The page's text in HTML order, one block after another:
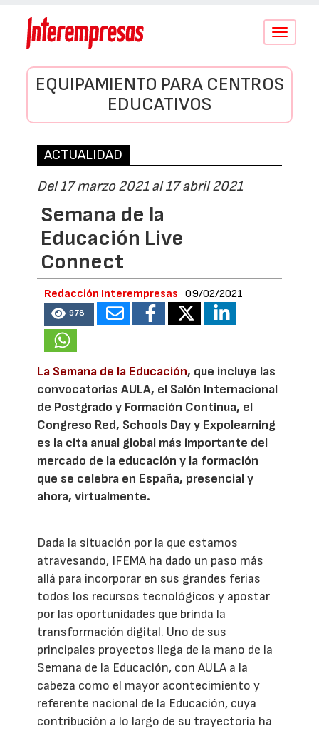
Conmutar
EQUIPAMIENTO PARA CENTROS
EDUCATIVOS
ACTUALIDAD
Del 17 marzo 2021 al 17 abril 2021
Semana de la
Educación Live
Connect
Redacción Interempresas 09/02/2021
978
La Semana de la Educación, que incluye las
convocatorias AULA, el Salón Internacional
de Postgrado y Formación Continua, el
Congreso Red, Schools Day y Expolearning
es la cita anual global más importante del
mercado de la educación y la formación
que se celebra en España, presencial y
ahora, virtualmente.
Dada la situación por la que estamos
atravesando, IFEMA ha dado un paso más
allá para incorporar en sus grandes ferias
todos los recursos tecnológicos y apostar
por las oportunidades que brinda la
transformación digital. Uno de sus
principales proyectos llega de la mano de la
Semana de la Educación, con AULA a la
cabeza como el mayor acontecimiento y
referente nacional de la Educación, cuya
contribución a lo largo de su trayectoria ha